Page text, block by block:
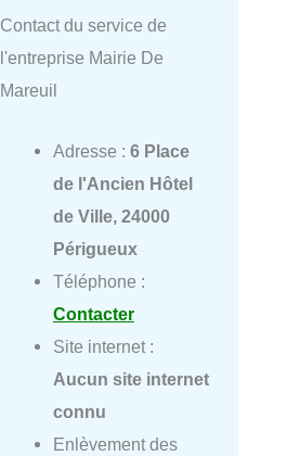
Contact du service de
l'entreprise Mairie De
Mareuil
Adresse : 6 Place
de l'Ancien Hôtel
de Ville, 24000
Périgueux
Téléphone :
Contacter
Site internet :
Aucun site internet
connu
Enlèvement des